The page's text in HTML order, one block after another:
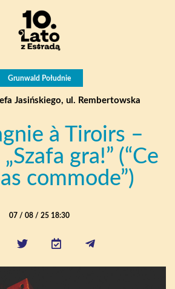
Grunwald Południe
Jasińskiego, ul. Rembertowska
à Tiroirs –
gra!” (“Ce
commode”)
07 / 08 / 25 18:30